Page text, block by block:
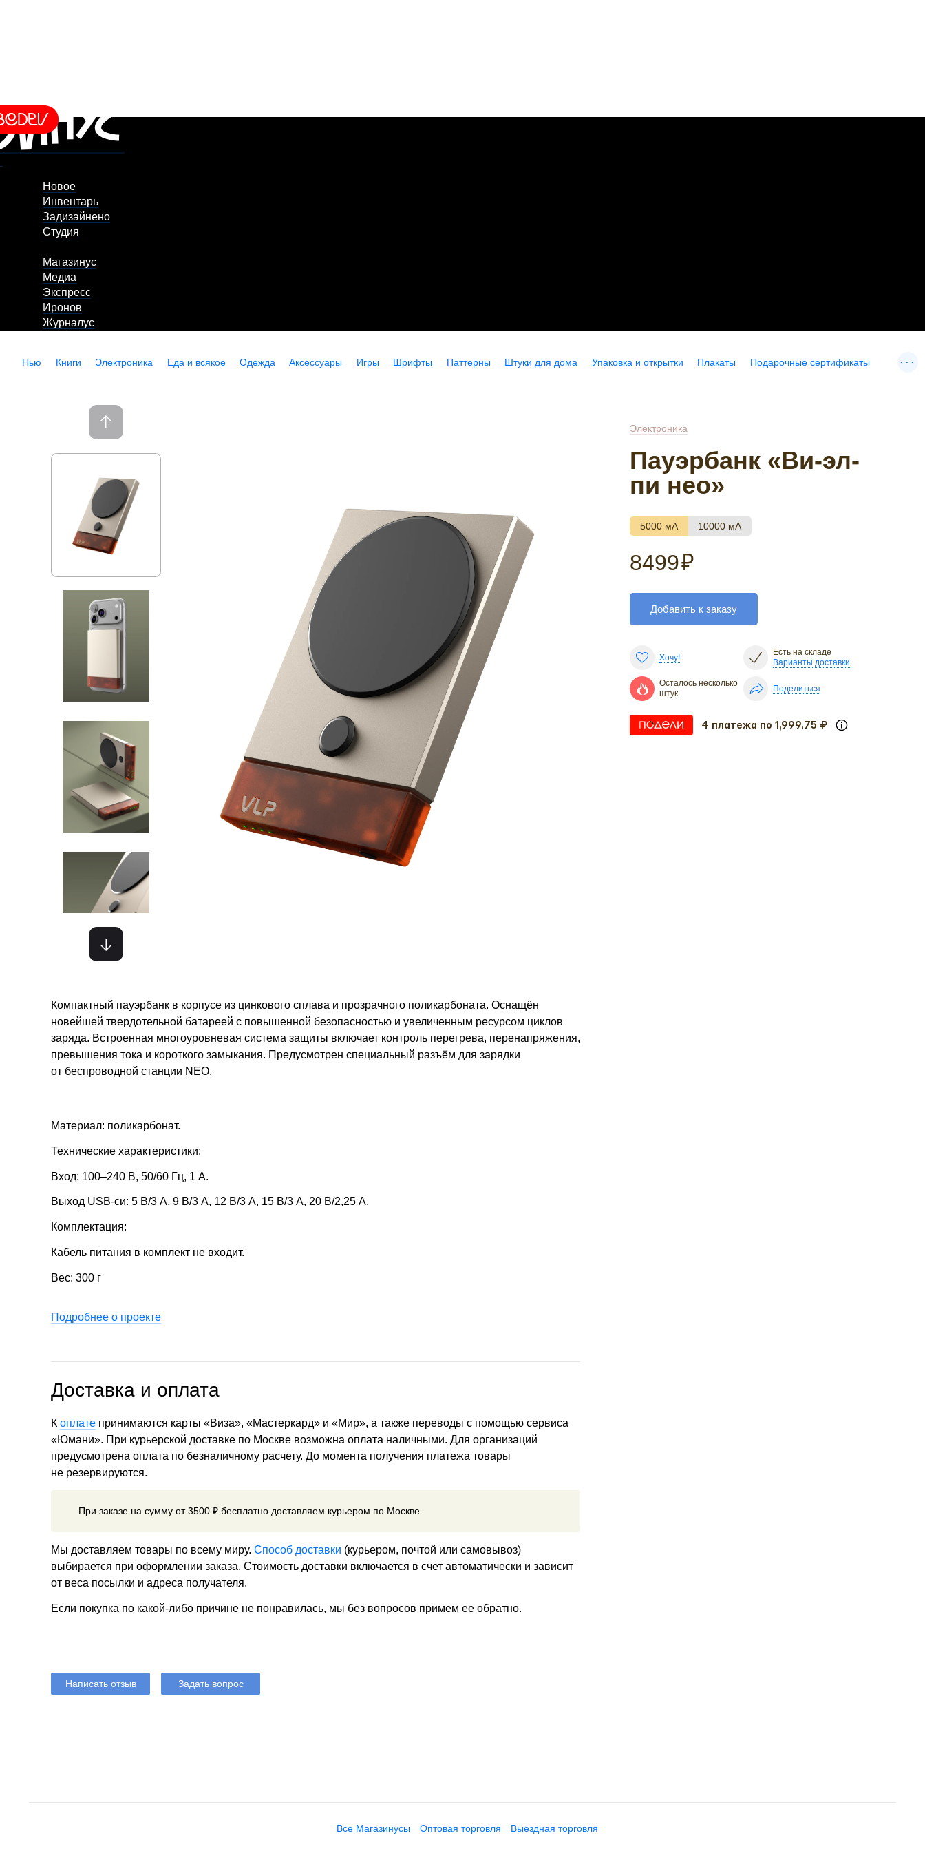
Новое
Инвентарь
Задизайнено
Студия
Магазинус
Медиа
Экспресс
Иронов
Журналус
Нью Книги Электроника Еда и всякое Одежда Аксессуары Игры Шрифты Паттерны Штуки для дома Упаковка и открытки Плакаты Подарочные сертификаты ...
Электроника
Пауэрбанк «Ви-эл-
пи нео»
5000 мА 10000 мА
8499₽
Добавить к заказу
Хочу!
Есть на складе
Варианты доставки
Осталось несколько
штук
Поделиться
4 платежа по 1,999.75 ₽
Компактный пауэрбанк в корпусе из цинкового сплава и прозрачного поликарбоната. Оснащён
новейшей твердотельной батареей с повышенной безопасностью и увеличенным ресурсом циклов
заряда. Встроенная многоуровневая система защиты включает контроль перегрева, перенапряжения,
превышения тока и короткого замыкания. Предусмотрен специальный разъём для зарядки
от беспроводной станции NEO.
Материал: поликарбонат.
Технические характеристики:
Вход: 100–240 В, 50/60 Гц, 1 А.
Выход USB-си: 5 В/3 А, 9 В/3 А, 12 В/3 А, 15 В/3 А, 20 В/2,25 А.
Комплектация:
Кабель питания в комплект не входит.
Вес: 300 г
Подробнее о проекте
Доставка и оплата
К оплате принимаются карты «Виза», «Мастеркард» и «Мир», а также переводы с помощью сервиса
«Юмани». При курьерской доставке по Москве возможна оплата наличными. Для организаций
предусмотрена оплата по безналичному расчету. До момента получения платежа товары
не резервируются.
При заказе на сумму от 3500 ₽ бесплатно доставляем курьером по Москве.
Мы доставляем товары по всему миру. Способ доставки (курьером, почтой или самовывоз)
выбирается при оформлении заказа. Стоимость доставки включается в счет автоматически и зависит
от веса посылки и адреса получателя.
Если покупка по какой-либо причине не понравилась, мы без вопросов примем ее обратно.
Написать отзыв Задать вопрос
Все Магазинусы Оптовая торговля Выездная торговля